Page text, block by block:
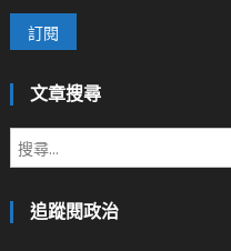
文章搜尋
追蹤閱政治